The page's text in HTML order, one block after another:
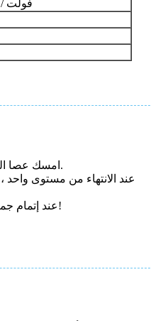
220 فولت / 110 فولت
3. امسك عصا التحكم والأزرار لهزيمة الخصم.
5. عند إتمام جميع المراحل ، تكون أنت الفائز!